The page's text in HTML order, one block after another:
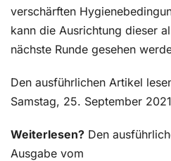
verschärften
kann die Ausrichtung dieser
nächste Runde gesehen
Den ausführlichen Artikel
Samstag, 25. September 2021
Weiterlesen? Den
Ausgabe vom